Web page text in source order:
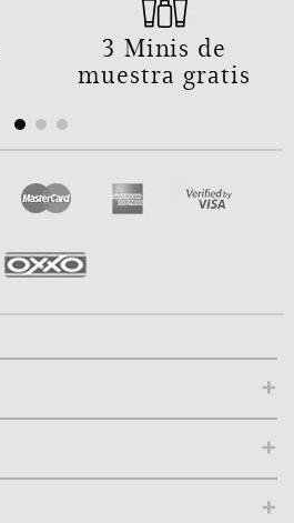
3 Minis de
muestra gratis
+
+
+